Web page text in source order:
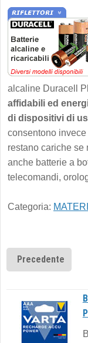
alcaline Duracell
affidabili ed
di dispositivi di
consentono
restano cariche
anche batterie a
telecomandi,
Categoria:
Precedente